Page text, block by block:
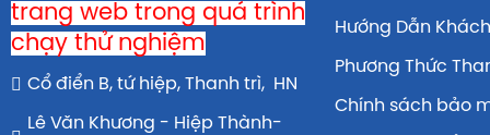
trang web trong quá trình
chạy thử nghiệm
Cổ điển B, tứ hiệp, Thanh trì, HN
Lê Văn Khương - Hiệp Thành-
Hướng Dẫn
Phương Thức
Chính sách bảo